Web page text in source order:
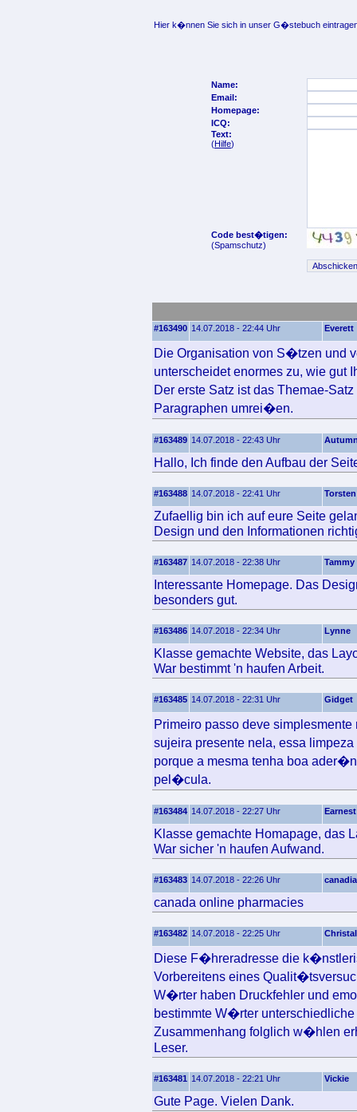
Hier k�nnen Sie sich in unser G�stebuch
Name:
Email:
Homepage:
ICQ:
Text:
(Hilfe)
Code best�tigen:
(Spamschutz)
#163490 14.07.2018 - 22:44 Uhr Everett
Die Organisation von S�tzen und
unterscheidet enormes zu, wie
Der erste Satz ist das Themae-
Paragraphen umrei�en.
#163489 14.07.2018 - 22:43 Uhr
Hallo, Ich finde den Aufbau der
#163488 14.07.2018 - 22:41 Uhr Torsten
Zufaellig bin ich auf eure Seite
Design und den Informationen
#163487 14.07.2018 - 22:38 Uhr Tammy
Interessante Homepage. Das
besonders gut.
#163486 14.07.2018 - 22:34 Uhr Lynne
Klasse gemachte Website, das
War bestimmt 'n haufen Arbeit.
#163485 14.07.2018 - 22:31 Uhr Gidget
Primeiro passo deve
sujeira presente nela, essa
porque a mesma tenha boa
pel�cula.
#163484 14.07.2018 - 22:27 Uhr Earnest
Klasse gemachte Homapage, das
War sicher 'n haufen Aufwand.
#163483 14.07.2018 - 22:26 Uhr
canada online pharmacies
#163482 14.07.2018 - 22:25 Uhr Christal
Diese F�hreradresse die
Vorbereitens eines
W�rter haben Druckfehler und
bestimmte W�rter
Zusammenhang folglich w�hlen
Leser.
#163481 14.07.2018 - 22:21 Uhr Vickie
Gute Page. Vielen Dank.